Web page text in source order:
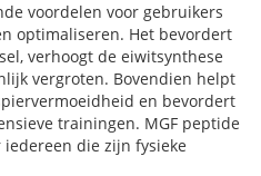
voordelen voor gebruikers
optimaliseren. Het bevordert
verhoogt de eiwitsynthese
vergroten. Bovendien helpt
en bevordert
trainingen. MGF peptide
die zijn fysieke